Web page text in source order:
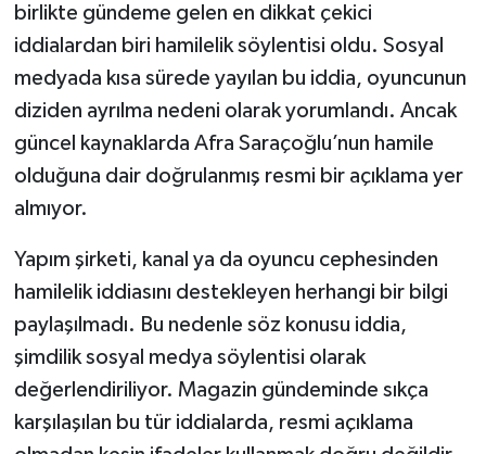
birlikte gündeme gelen en dikkat çekici
iddialardan biri hamilelik söylentisi oldu. Sosyal
medyada kısa sürede yayılan bu iddia, oyuncunun
diziden ayrılma nedeni olarak yorumlandı. Ancak
güncel kaynaklarda Afra Saraçoğlu’nun hamile
olduğuna dair doğrulanmış resmi bir açıklama yer
almıyor.
Yapım şirketi, kanal ya da oyuncu cephesinden
hamilelik iddiasını destekleyen herhangi bir bilgi
paylaşılmadı. Bu nedenle söz konusu iddia,
şimdilik sosyal medya söylentisi olarak
değerlendiriliyor. Magazin gündeminde sıkça
karşılaşılan bu tür iddialarda, resmi açıklama